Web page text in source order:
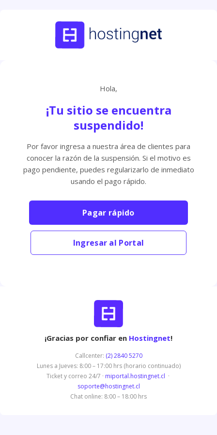
Hola,
¡Tu sitio se encuentra
suspendido!
Por favor ingresa a nuestra área de clientes para
conocer la razón de la suspensión. Si el motivo es
pago pendiente, puedes regularizarlo de inmediato
usando el pago rápido.
Pagar rápido
Ingresar al Portal
¡Gracias por confiar en Hostingnet!
Callcenter: (2) 2840 5270
Lunes a Jueves: 8:00 – 17:00 hrs (horario continuado)
Ticket y correo 24/7 · miportal.hostingnet.cl ·
soporte@hostingnet.cl
Chat online: 8:00 – 18:00 hrs